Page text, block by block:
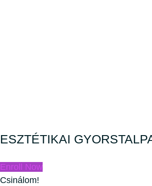
ESZTÉTIKAI
Enroll Now
Csinálom!